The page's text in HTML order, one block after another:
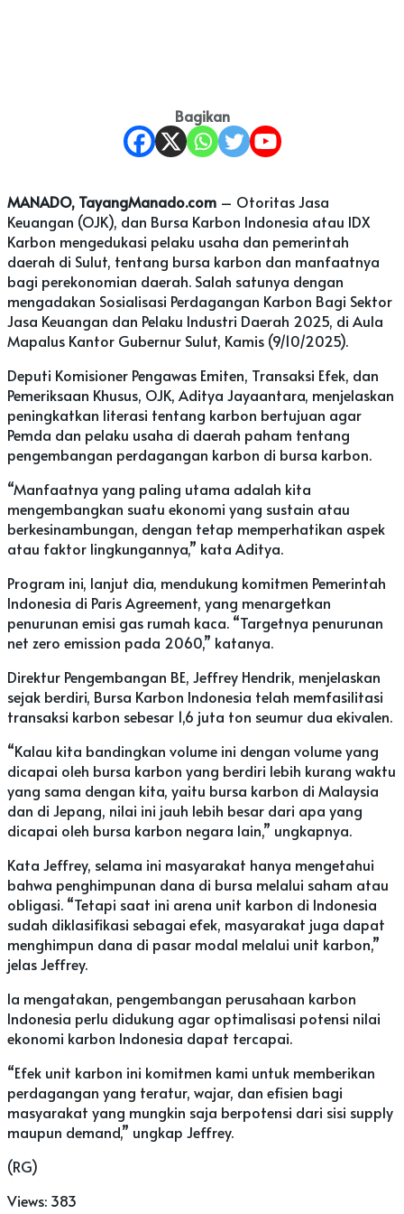
Bagikan
MANADO, TayangManado.com – Otoritas Jasa
Keuangan (OJK), dan Bursa Karbon Indonesia atau IDX
Karbon mengedukasi pelaku usaha dan pemerintah
daerah di Sulut, tentang bursa karbon dan manfaatnya
bagi perekonomian daerah. Salah satunya dengan
mengadakan Sosialisasi Perdagangan Karbon Bagi Sektor
Jasa Keuangan dan Pelaku Industri Daerah 2025, di Aula
Mapalus Kantor Gubernur Sulut, Kamis (9/10/2025).
Deputi Komisioner Pengawas Emiten, Transaksi Efek, dan
Pemeriksaan Khusus, OJK, Aditya Jayaantara, menjelaskan
peningkatkan literasi tentang karbon bertujuan agar
Pemda dan pelaku usaha di daerah paham tentang
pengembangan perdagangan karbon di bursa karbon.
“Manfaatnya yang paling utama adalah kita
mengembangkan suatu ekonomi yang sustain atau
berkesinambungan, dengan tetap memperhatikan aspek
atau faktor lingkungannya,” kata Aditya.
Program ini, lanjut dia, mendukung komitmen Pemerintah
Indonesia di Paris Agreement, yang menargetkan
penurunan emisi gas rumah kaca. “Targetnya penurunan
net zero emission pada 2060,” katanya.
Direktur Pengembangan BE, Jeffrey Hendrik, menjelaskan
sejak berdiri, Bursa Karbon Indonesia telah memfasilitasi
transaksi karbon sebesar 1,6 juta ton seumur dua ekivalen.
“Kalau kita bandingkan volume ini dengan volume yang
dicapai oleh bursa karbon yang berdiri lebih kurang waktu
yang sama dengan kita, yaitu bursa karbon di Malaysia
dan di Jepang, nilai ini jauh lebih besar dari apa yang
dicapai oleh bursa karbon negara lain,” ungkapnya.
Kata Jeffrey, selama ini masyarakat hanya mengetahui
bahwa penghimpunan dana di bursa melalui saham atau
obligasi. “Tetapi saat ini arena unit karbon di Indonesia
sudah diklasifikasi sebagai efek, masyarakat juga dapat
menghimpun dana di pasar modal melalui unit karbon,”
jelas Jeffrey.
Ia mengatakan, pengembangan perusahaan karbon
Indonesia perlu didukung agar optimalisasi potensi nilai
ekonomi karbon Indonesia dapat tercapai.
“Efek unit karbon ini komitmen kami untuk memberikan
perdagangan yang teratur, wajar, dan efisien bagi
masyarakat yang mungkin saja berpotensi dari sisi supply
maupun demand,” ungkap Jeffrey.
(RG)
Views: 383